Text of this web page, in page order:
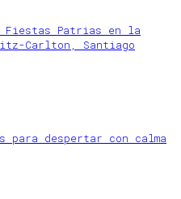
Fiestas Patrias en la
Carlton, Santiago
para despertar con calma